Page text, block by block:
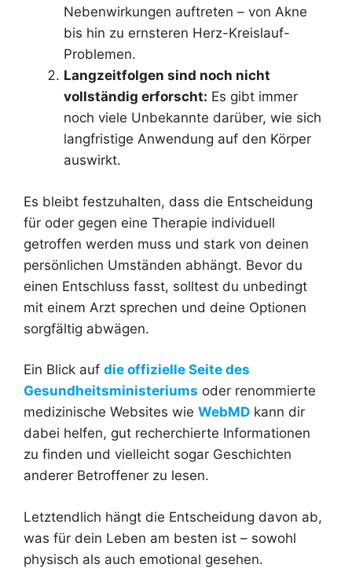
Nebenwirkungen auftreten – von Akne
bis hin zu ernsteren Herz-Kreislauf-
Problemen.
Langzeitfolgen sind noch nicht
vollständig erforscht: Es gibt immer
noch viele Unbekannte darüber, wie sich
langfristige Anwendung auf den Körper
auswirkt.
Es bleibt festzuhalten, dass die Entscheidung
für oder gegen eine Therapie individuell
getroffen werden muss und stark von deinen
persönlichen Umständen abhängt. Bevor du
einen Entschluss fasst, solltest du unbedingt
mit einem Arzt sprechen und deine Optionen
sorgfältig abwägen.
Ein Blick auf die offizielle Seite des
Gesundheitsministeriums oder renommierte
medizinische Websites wie WebMD kann dir
dabei helfen, gut recherchierte Informationen
zu finden und vielleicht sogar Geschichten
anderer Betroffener zu lesen.
Letztendlich hängt die Entscheidung davon ab,
was für dein Leben am besten ist – sowohl
physisch als auch emotional gesehen.